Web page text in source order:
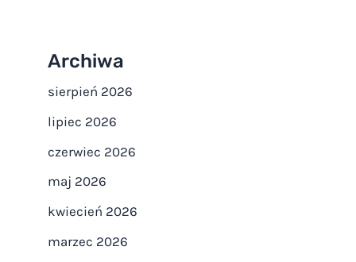
Archiwa
sierpień 2026
lipiec 2026
czerwiec 2026
maj 2026
kwiecień 2026
marzec 2026